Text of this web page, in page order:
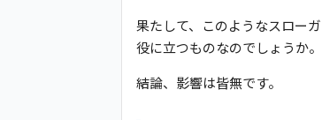
果たして、このようなスロー
役に立つものなのでしょうか。
結論、影響は皆無です。